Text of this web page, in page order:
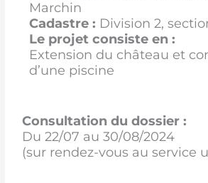
Marchin
Cadastre : Division 2,
Le projet consiste en :
Extension du château et
d’une piscine
Consultation du dossier :
Du 22/07 au 30/08/2024
(sur rendez-vous au service